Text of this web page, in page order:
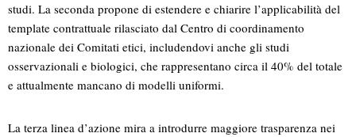
studi. La seconda propone di estendere e chiarire l’applicabilità del
template contrattuale rilasciato dal Centro di coordinamento
nazionale dei Comitati etici, includendovi anche gli studi
osservazionali e biologici, che rappresentano circa il 40% del totale
e attualmente mancano di modelli uniformi.
La terza linea d’azione mira a introdurre maggiore trasparenza nei